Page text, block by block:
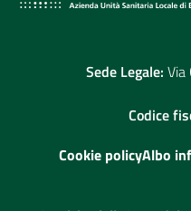
Sede Legale:
Codice
Cookie policyAlbo